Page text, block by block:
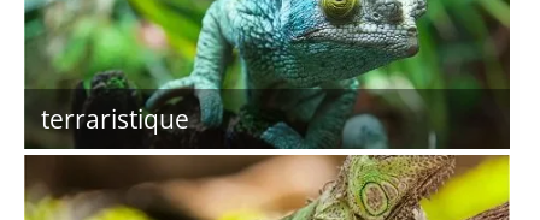
terraristique